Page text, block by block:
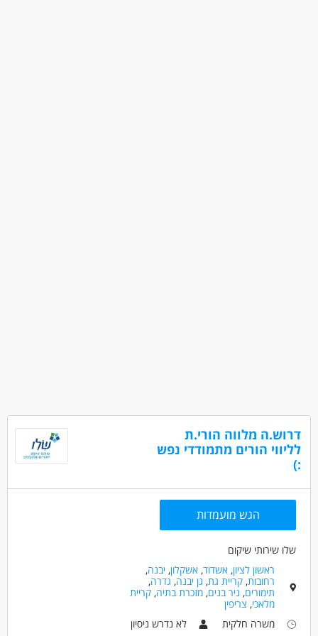
דרוש.ה מלווה הורי.ת
לליווי הורים מתמודדי נפש
:)
הגש מועמדות
שלו שירותי שיקום
ראשון לציון,אשדוד,אשקלון,יבנה,
רחובות,קריית גת, גן יבנה,גדרה,
תימורים, ניר בנים,מזכרת בתיה,קריית
מלאכי, צריפין
משרה חלקית
לא נדרש ניסיון